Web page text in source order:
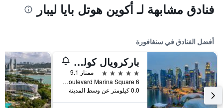
فنادق مشابهة لـ أكوين هوتل بايا ليبار
أفضل الفنادق في سنغافورة
باركرويال كوليكشن مارينا باي، سنغافورة
5 نجوم
ممتاز 9.1
6 Raffles Boulevard Marina Square, سنغافورة, سنغافورة
0.0 كيلومتر عن وسط المدينة